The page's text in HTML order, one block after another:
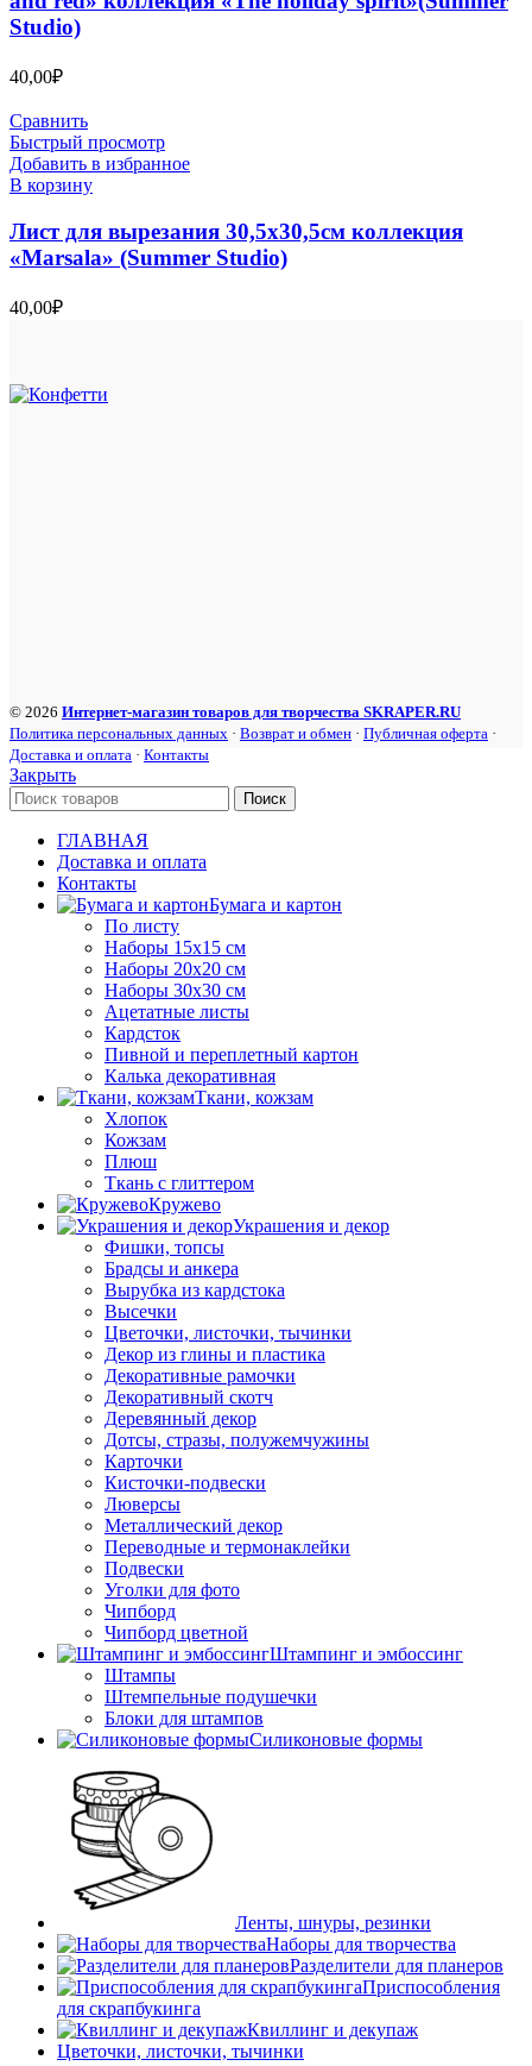
Studio)
40,00₽
Сравнить
Быстрый просмотр
Добавить в избранное
В корзину
Лист для вырезания 30,5х30,5см коллекция
«Marsala» (Summer Studio)
40,00₽
© 2026 Интернет-магазин товаров для творчества SKRAPER.RU
Политика персональных данных · Возврат и обмен · Публичная оферта ·
Доставка и оплата · Контакты
Закрыть
Поиск
ГЛАВНАЯ
Доставка и оплата
Контакты
Бумага и картон
По листу
Наборы 15х15 см
Наборы 20х20 см
Наборы 30х30 см
Ацетатные листы
Кардсток
Пивной и переплетный картон
Калька декоративная
Ткани, кожзам
Хлопок
Кожзам
Плюш
Ткань с глиттером
Кружево
Украшения и декор
Фишки, топсы
Брадсы и анкера
Вырубка из кардстока
Высечки
Цветочки, листочки, тычинки
Декор из глины и пластика
Декоративные рамочки
Декоративный скотч
Деревянный декор
Дотсы, стразы, полужемчужины
Карточки
Кисточки-подвески
Люверсы
Металлический декор
Переводные и термонаклейки
Подвески
Уголки для фото
Чипборд
Чипборд цветной
Штампинг и эмбоссинг
Штампы
Штемпельные подушечки
Блоки для штампов
Силиконовые формы
Ленты, шнуры, резинки
Наборы для творчества
Разделители для планеров
Приспособления
для скрапбукинга
Квиллинг и декупаж
Цветочки, листочки, тычинки